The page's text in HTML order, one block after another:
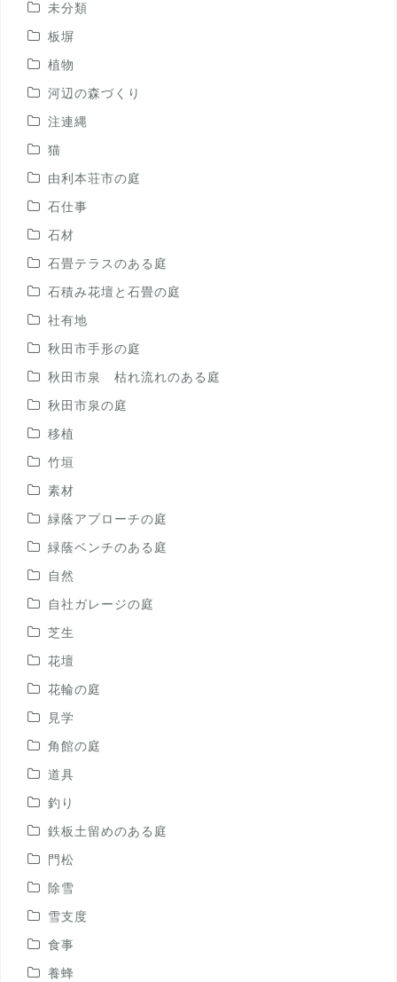
未分類
板塀
植物
河辺の森づくり
注連縄
猫
由利本荘市の庭
石仕事
石材
石畳テラスのある庭
石積み花壇と石畳の庭
社有地
秋田市手形の庭
秋田市泉 枯れ流れのある庭
秋田市泉の庭
移植
竹垣
素材
緑蔭アプローチの庭
緑蔭ベンチのある庭
自然
自社ガレージの庭
芝生
花壇
花輪の庭
見学
角館の庭
道具
釣り
鉄板土留めのある庭
門松
除雪
雪支度
食事
養蜂